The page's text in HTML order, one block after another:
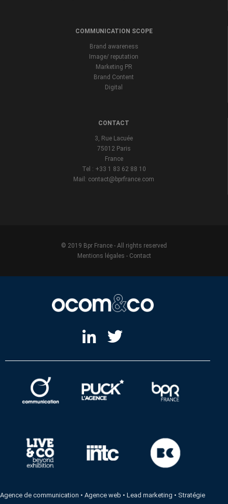
COMMUNICATION SCOPE
Brand awareness
Image/ reputation
Marketing PR
Brand Content
Digital
CONTACT
3, Rue Lacuée
75012 Paris
France
Tel : +33 1 83 62 88 10
Mail: contact@bprfrance.com
© 2019 Bpr France - All rights reserved
Mentions légales - Contact
Agence de communication •Agence web •Lead marketing • Stratégie